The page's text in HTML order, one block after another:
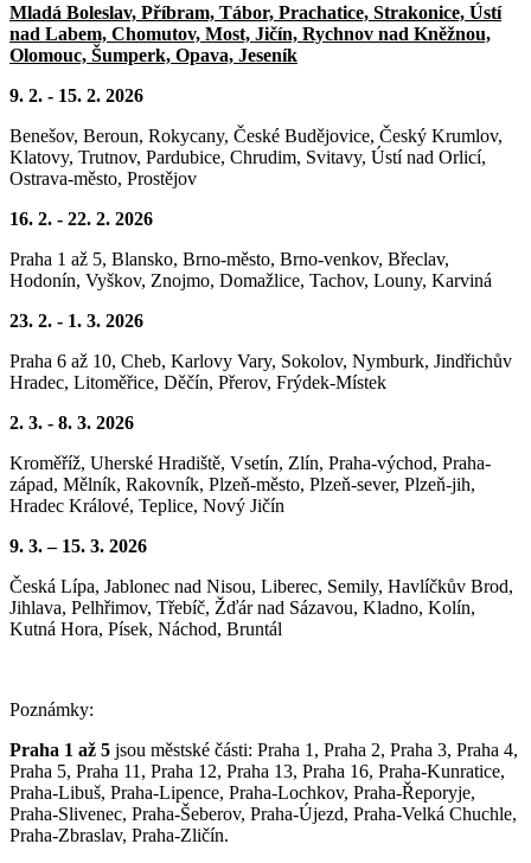
Mladá Boleslav, Příbram, Tábor, Prachatice, Strakonice, Ústí
nad Labem, Chomutov, Most, Jičín, Rychnov nad Kněžnou,
Olomouc, Šumperk, Opava, Jeseník
9. 2. - 15. 2. 2026
Benešov, Beroun, Rokycany, České Budějovice, Český Krumlov,
Klatovy, Trutnov, Pardubice, Chrudim, Svitavy, Ústí nad Orlicí,
Ostrava-město, Prostějov
16. 2. - 22. 2. 2026
Praha 1 až 5, Blansko, Brno-město, Brno-venkov, Břeclav,
Hodonín, Vyškov, Znojmo, Domažlice, Tachov, Louny, Karviná
23. 2. - 1. 3. 2026
Praha 6 až 10, Cheb, Karlovy Vary, Sokolov, Nymburk, Jindřichův
Hradec, Litoměřice, Děčín, Přerov, Frýdek-Místek
2. 3. - 8. 3. 2026
Kroměříž, Uherské Hradiště, Vsetín, Zlín, Praha-východ, Praha-
západ, Mělník, Rakovník, Plzeň-město, Plzeň-sever, Plzeň-jih,
Hradec Králové, Teplice, Nový Jičín
9. 3. – 15. 3. 2026
Česká Lípa, Jablonec nad Nisou, Liberec, Semily, Havlíčkův Brod,
Jihlava, Pelhřimov, Třebíč, Žďár nad Sázavou, Kladno, Kolín,
Kutná Hora, Písek, Náchod, Bruntál
Poznámky:
Praha 1 až 5 jsou městské části: Praha 1, Praha 2, Praha 3, Praha 4,
Praha 5, Praha 11, Praha 12, Praha 13, Praha 16, Praha-Kunratice,
Praha-Libuš, Praha-Lipence, Praha-Lochkov, Praha-Řeporyje,
Praha-Slivenec, Praha-Šeberov, Praha-Újezd, Praha-Velká Chuchle,
Praha-Zbraslav, Praha-Zličín.